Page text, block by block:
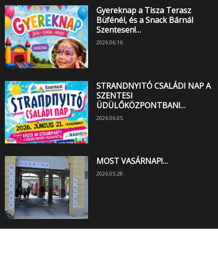
Gyereknap a Tisza Terasz
Büfénél, és a Snack Bárnál
Szentesen!…
2026.06.16.
STRANDNYITÓ CSALÁDI NAP A
SZENTESI
ÜDÜLŐKÖZPONTBAN!…
2026.06.05.
MOST VASÁRNAP!…
2026.05.28.